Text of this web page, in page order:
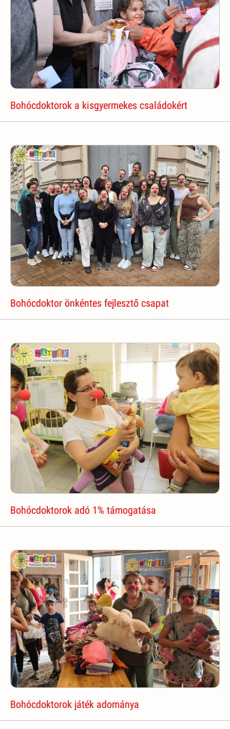
Bohócdoktorok a kisgyermekes családokért
Bohócdoktor önkéntes fejlesztő csapat
Bohócdoktorok adó 1% támogatása
Bohócdoktorok játék adománya